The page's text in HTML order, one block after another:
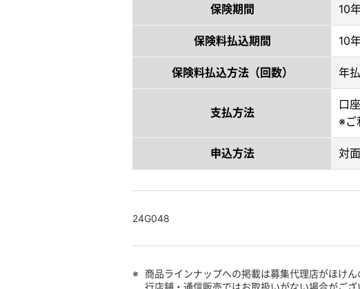
保険期間 10
保険料払込期間 10
保険料払込方法（回数） 年
支払方法
口
※ご
申込方法 対
24G048
※
商品ラインナップへの掲載は募集代理店がほけ
行店舗・通信販売ではお取扱いがない場合がござ